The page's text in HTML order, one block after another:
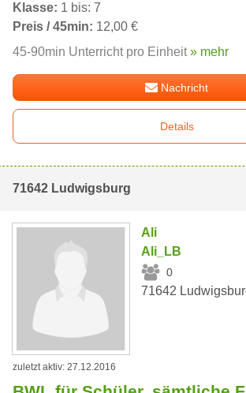
Klasse: 1 bis: 7
Preis / 45min: 12,00 €
45-90min Unterricht pro Einheit» mehr
Nachricht
Details
71642 Ludwigsburg
Ali
Ali_LB
0
71642
zuletzt aktiv: 27.12.2016